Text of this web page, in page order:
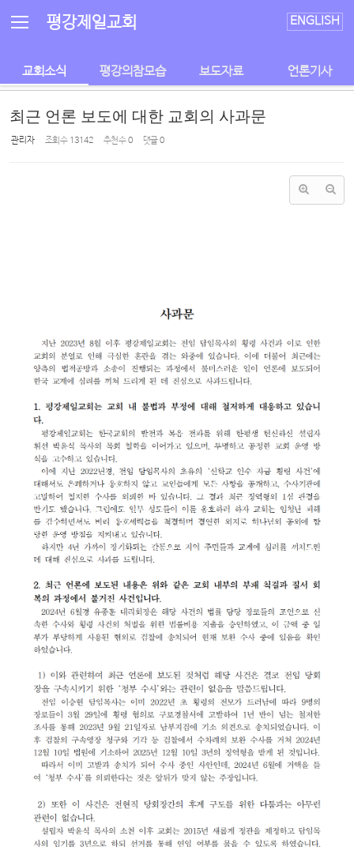
평강제일교회 ENGLISH
교회소식 평강의참모습 보도자료 언론기사
최근 언론 보도에 대한 교회의 사과문
관리자 조회 수 13142 추천 수0 댓글0